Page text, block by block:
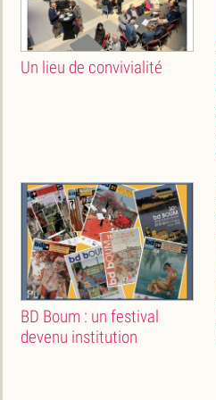
Un lieu de convivialité
BD Boum : un festival
devenu institution